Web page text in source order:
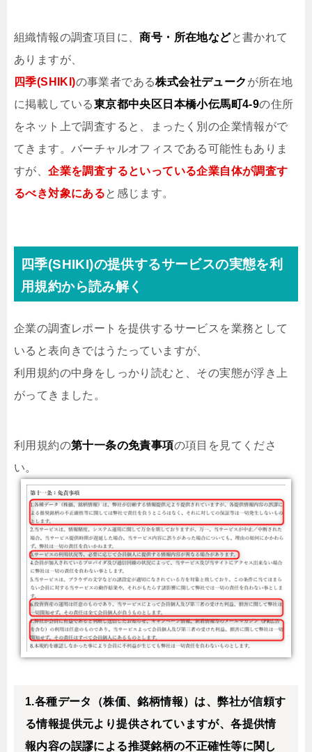
組織情報の調査項目に、商号・所在地などと書かれて
ありますが、
四季(SHIKI)の事業者である株式会社デューク が所在地
に掲載している東京都中央区日本橋小伝馬町4-9の住所
をネット上で調査すると、まったく別の企業情報がで
てきます。バーチャルオフィスである可能性もありま
すが、企業を調査するといっている企業自体が調査す
るべき対象にあると感じます。
四季(SHIKI)の提供するサービスの実態を利
用規約から読み解く
企業の調査レポートを提供するサービスを業務として
いると表向きではうたっていますが、
利用規約の中身をしっかり読むと、その実態が浮き上
がってきました。
利用規約の第十一条の免責事項の項目を見てくださ
い。
1.各種データ（株価、銘柄情報）は、弊社が信頼す
る情報提供元より提供されていますが、各提供情
報内容の誤謬による推奨銘柄の不正確性等に関し